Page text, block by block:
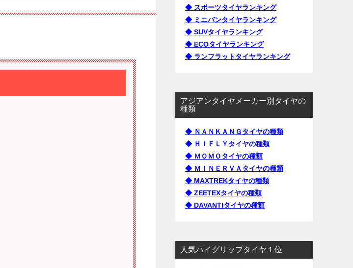
◆ スポーツタイヤランキング
◆ ミニバンタイヤランキング
◆ SUVタイヤランキング
◆ ECOタイヤランキング
◆ ランフラットタイヤランキング
アジアンタイヤメーカー別タイヤの
種類
◆ ＮＡＮＫＡＮＧタイヤの種類
◆ ＨＩＦＬＹタイヤの種類
◆ ＭＯＭＯタイヤの種類
◆ ＭＩＮＥＲＶＡタイヤの種類
◆ MAXTREKタイヤの種類
◆ ZEETEXタイヤの種類
◆ DAVANTIタイヤの種類
人気ハイグリップタイヤ１位